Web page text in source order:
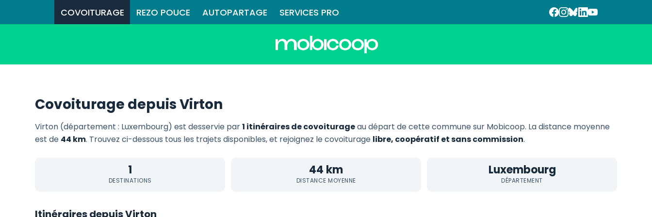
COVOITURAGE REZO POUCE AUTOPARTAGE SERVICES PRO
Covoiturage depuis Virton
Virton (département : Luxembourg) est desservie par1 itinéraires de covoiturageau départ de cette commune sur Mobicoop. La distance moyenne
est de 44 km. Trouvez ci-dessous tous les trajets disponibles, et rejoignez le covoiturage libre, coopératif et sans commission.
1
DESTINATIONS
44 km
DISTANCE MOYENNE
Luxembourg
DÉPARTEMENT
Itinéraires depuis Virton